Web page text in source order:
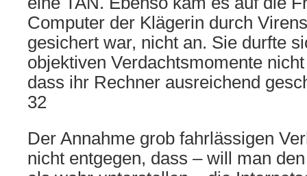
Computer der Klägerin durch
gesichert war, nicht an. Sie durfte
objektiven Verdachtsmomente
dass ihr Rechner ausreichend
32
Der Annahme grob fahrlässigen
nicht entgegen, dass – will man